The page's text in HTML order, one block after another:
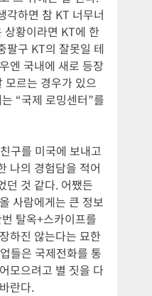
각하면 참 KT 너무너
상황이라면 KT에 한
팔구 KT의 잘못일 테
엔 국내에 새로 등장
모르는 경우가 있으
“국제 로밍센터”를
구를 미국에 보내고
나의 경험담을 적어
던 것 같다. 어쨌든
사람에게는 큰 정보
탈옥+스카이프를
하진 않는다는 묘한
들은 국제전화를 통
모으려고 별 짓을 다
란다.